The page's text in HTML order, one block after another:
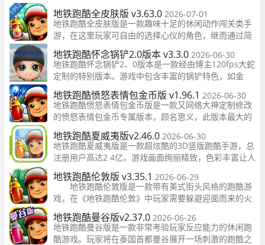
图。游戏在保留了地铁跑酷原有设计的基础上，对金
币、杰克、道具、背景墙等方面进行了设计，拥有独特
地铁跑酷全皮肤版 v3.63.0 2026-07-01
地铁跑酷全皮肤版是一款趣味十足的休闲动作闯关类手
游，在这里玩家可自由的选择心仪的角色，继而通过简
单易上手的控制玩法，让角色在各种场景中进行穿梭奔
跑，沉着冷静的躲避迎面而来的火车，使用高超的技巧
地铁跑酷怀念锅铲2.0版本 v3.3.0 2026-06-30
地铁跑酷怀念锅铲2、0版本是一款经由博主120fps大蛇
定制的特别版本。游戏中包含丰富的锅铲特色，如金
币、地铁、角色、涂鸦等，处处都布满了锅铲头像。
地铁跑酷愤怒表情包金币版 v1.96.1 2026-06-30
地铁跑酷愤怒表情包金币版是一款又网络大神定制修改
的愤怒表情包金币专属版本，顾名思义，此版本最大的
特点就是将普通金色金币定制为红色愤怒表情包金币，
这款微微发怒的表情金币能让玩家更加具有拾取欲望
地铁跑酷夏威夷版v2.46.0 2026-06-30
地铁跑酷夏威夷版是一款超炫酷的3D竖版跑酷手游，总
注册用户高达2 4亿，游戏画面绚丽精致，色彩丰富让人
感觉舒服，操作上非常流畅，本次版本更新来到历史名
城布拉格，一起来畅游满满时代感
地铁跑酷伦敦版 v3.35.1 2026-06-29
地铁跑酷伦敦版是一款带有美式街头风格的跑酷游
戏，在《地铁跑酷伦敦》中玩家需要躲避迎面而来的火
车！帮助高级、技巧娴熟以及毫无经验的新玩家逃避性
情乖戾的检查员及其
地铁跑酷曼谷版v2.37.0 2026-06-26
地铁跑酷曼谷版是一款非常考验玩家反应能力的休闲跑
酷游戏。玩家将在泰国首都曼谷展开一场刺激的跑酷之